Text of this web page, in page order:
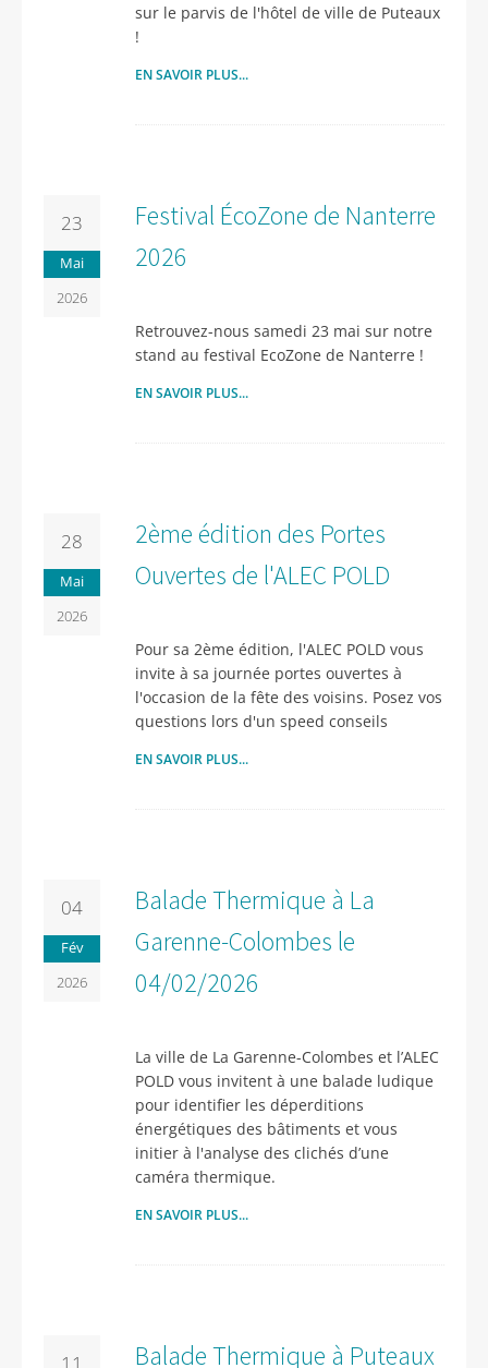
sur le parvis de l'hôtel de ville de Puteaux
!
EN SAVOIR PLUS...
23
Mai
2026
Festival ÉcoZone de Nanterre
2026
Retrouvez-nous samedi 23 mai sur notre
stand au festival EcoZone de Nanterre !
EN SAVOIR PLUS...
28
Mai
2026
2ème édition des Portes
Ouvertes de l'ALEC POLD
Pour sa 2ème édition, l'ALEC POLD vous
invite à sa journée portes ouvertes à
l'occasion de la fête des voisins. Posez vos
questions lors d'un speed conseils
EN SAVOIR PLUS...
04
Fév
2026
Balade Thermique à La
Garenne-Colombes le
04/02/2026
La ville de La Garenne-Colombes et l’ALEC
POLD vous invitent à une balade ludique
pour identifier les déperditions
énergétiques des bâtiments et vous
initier à l'analyse des clichés d’une
caméra thermique.
EN SAVOIR PLUS...
Balade Thermique à Puteaux